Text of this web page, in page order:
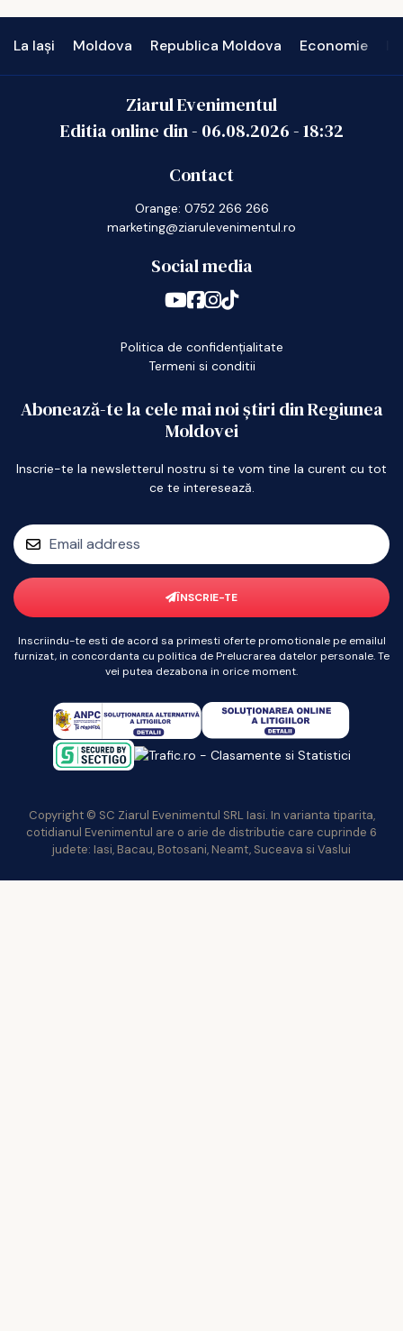
La Iași Moldova Republica Moldova Economie
Ziarul Evenimentul
Editia online din - 06.08.2026-18:32
Contact
Orange: 0752 266 266
marketing@ziarulevenimentul.ro
Social media
Politica de confidențialitate
Termeni si conditii
Abonează-te la cele mai noi știri din Regiunea
Moldovei
Inscrie-te la newsletterul nostru si te vom tine la curent cu tot
ce te interesează.
ÎNSCRIE-TE
Inscriindu-te esti de acord sa primesti oferte promotionale pe emailul
furnizat, in concordanta cu politica de Prelucrarea datelor personale. Te
vei putea dezabona in orice moment.
Copyright © SC Ziarul Evenimentul SRL Iasi. In varianta tiparita,
cotidianul Evenimentul are o arie de distributie care cuprinde 6
judete: Iasi, Bacau, Botosani, Neamt, Suceava si Vaslui